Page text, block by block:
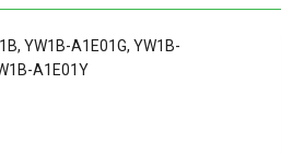
YW1B-A1E01G, YW1B-
A1E01Y